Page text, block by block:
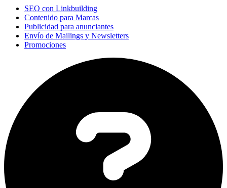
SEO con Linkbuilding
Contenido para Marcas
Publicidad para anunciantes
Envío de Mailings y Newsletters
Promociones